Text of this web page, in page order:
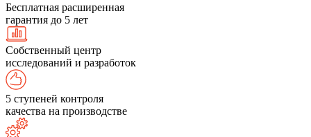
Бесплатная расширенная
гарантия до 5 лет
Собственный центр
исследований и разработок
5 ступеней контроля
качества на производстве